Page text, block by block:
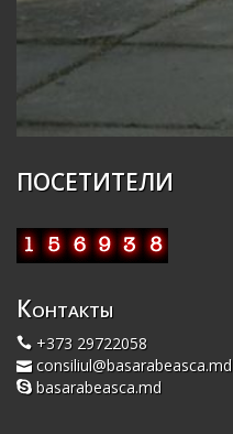
ПОСЕТИТЕЛИ
Контакты
+373 29722058
consiliul@basarabeasca.md
basarabeasca.md